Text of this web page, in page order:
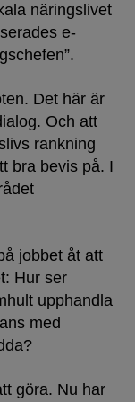
näringslivet
e-
Det här är
Och att
rankning
bra bevis på. I
jobbet åt att
Hur ser
upphandla
med
göra. Nu har